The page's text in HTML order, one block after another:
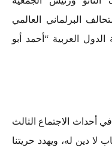
البرلماني العالمي
الدول العربية “أحمد أبو
أحداث الاجتماع الثالث
لا دين له، ويهدد حريتنا